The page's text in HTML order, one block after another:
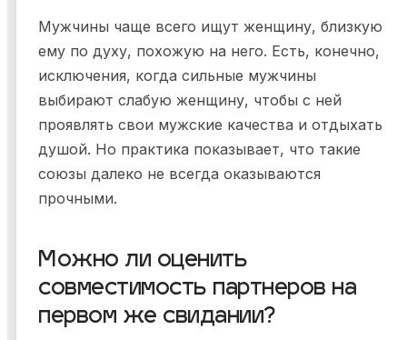
Мужчины чаще всего ищут женщину, близкую
ему по духу, похожую на него. Есть, конечно,
исключения, когда сильные мужчины
выбирают слабую женщину, чтобы с ней
проявлять свои мужские качества и отдыхать
душой. Но практика показывает, что такие
союзы далеко не всегда оказываются
прочными.
Можно ли оценить
совместимость партнеров на
первом же свидании?